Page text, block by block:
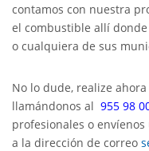
contamos con nuestra
el combustible allí
o cualquiera de sus
No lo dude, realize
llamándonos al 955 98
profesionales o
a la dirección de correo